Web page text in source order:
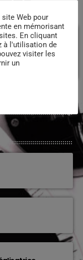
(0)
commentaire.
Web pour
en mémorisant
En cliquant
à l'utilisation de
visiter les
un